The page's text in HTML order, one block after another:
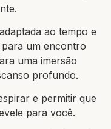
ao tempo e
um encontro
uma imersão
profundo.
e permitir que
para você.